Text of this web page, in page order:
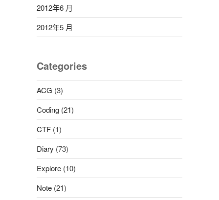
2012年6 月
2012年5 月
Categories
ACG (3)
Coding(21)
CTF(1)
Diary (73)
Explore(10)
Note(21)